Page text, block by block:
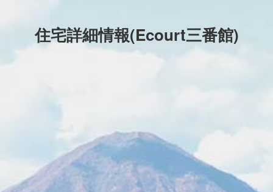
住宅詳細情報(Ecourt三番館)